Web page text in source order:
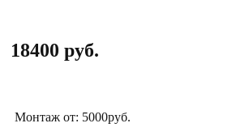
18400 руб.
Монтаж от: 5000руб.